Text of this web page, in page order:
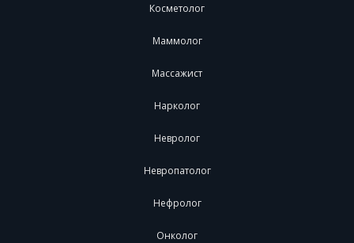
Косметолог
Маммолог
Массажист
Нарколог
Невролог
Невропатолог
Нефролог
Онколог